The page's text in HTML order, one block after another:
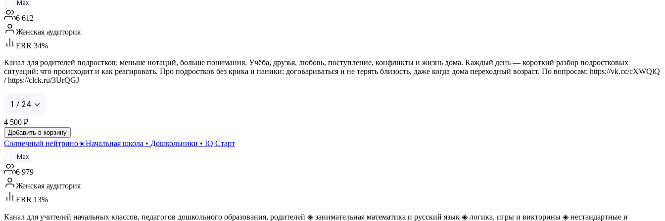
Max
6 612
Женская аудитория
ERR 34%
Канал для родителей подростков: меньше нотаций, больше понимания. Учёба, друзья, любовь, поступление, конфликты и жизнь дома. Каждый день — короткий разбор подростковых
ситуаций: что происходит и как реагировать. Про подростков без крика и паники: договариваться и не терять близость, даже когда дома переходный возраст. По вопросам: https://vk.cc/cXWQlQ
/ https://clck.ru/3UrQGJ
1 / 24
4 500 ₽
Добавить в корзину
Солнечный нейтрино☀️Начальная школа • Дошкольники • IQ Старт
Max
6 979
Женская аудитория
ERR 13%
Канал для учителей начальных классов, педагогов дошкольного образования, родителей ◈ занимательная математика и русский язык ◈ логика, игры и викторины ◈ нестандартные и